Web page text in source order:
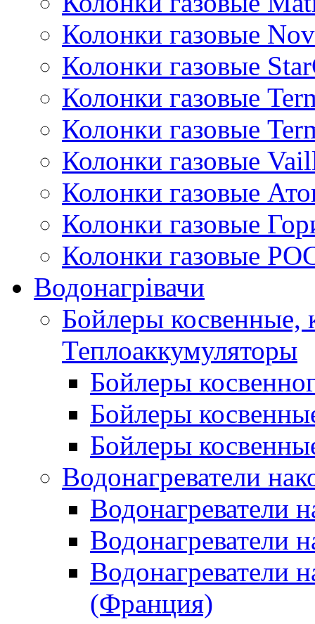
Колонки газовые
Колонки газовые
Колонки газовые
Колонки газовые
Колонки газовые
Колонки газовые
Колонки газовые
Колонки газовые
Водонагрівачи
Бойлеры косвенные,
Теплоаккумуляторы
Бойлеры
Бойлеры
Бойлеры
Водонагреватели
Водонагреватели
Водонагреватели
Водонагреватели
(Франция)